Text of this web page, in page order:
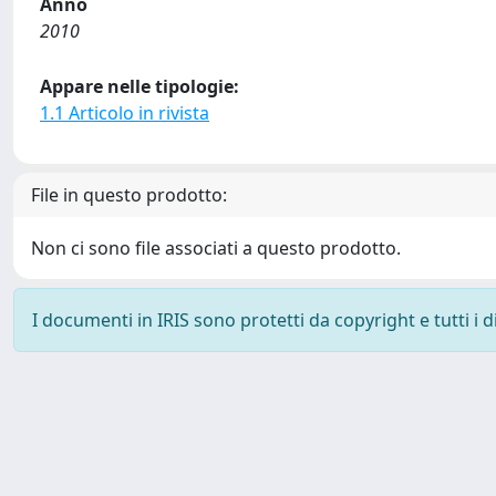
2010
Appare nelle tipologie:
1.1 Articolo in rivista
File in questo prodotto:
Non ci sono file associati a questo prodotto.
I documenti in IRIS sono protetti da copyright e tutti i